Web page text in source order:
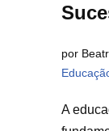
por
A